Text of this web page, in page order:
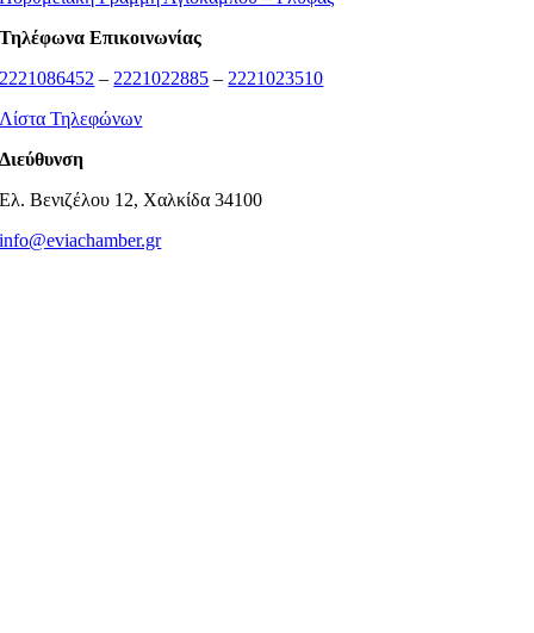
Τηλέφωνα Επικοινωνίας
2221086452 – 2221022885 – 2221023510
Λίστα Τηλεφώνων
Διεύθυνση
Ελ. Βενιζέλου 12, Χαλκίδα 34100
info@eviachamber.gr